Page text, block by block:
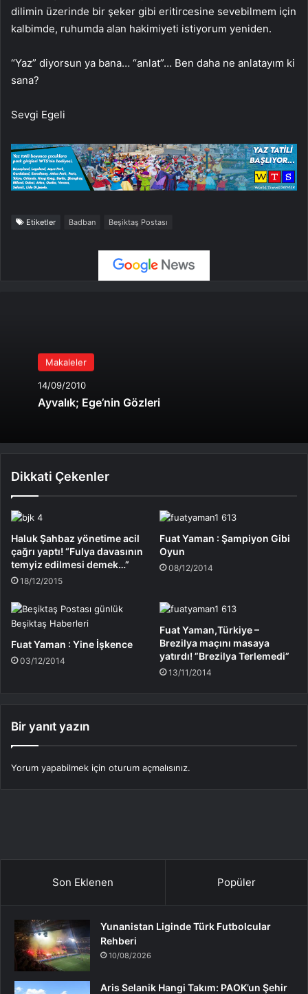
dilimin üzerinde bir şeker gibi eritircesine sevebilmem için
kalbimde, ruhumda alan hakimiyeti istiyorum yeniden.
“Yaz” diyorsun ya bana… “anlat”… Ben daha ne anlatayım ki
sana?
Sevgi Egeli
Etiketler Badban Beşiktaş Postası
Makaleler
14/09/2010
Ayvalık; Ege’nin Gözleri
Dikkati Çekenler
Haluk Şahbaz yönetime acil
çağrı yaptı! “Fulya davasının
temyiz edilmesi demek…”
18/12/2015
Fuat Yaman : Şampiyon Gibi
Oyun
08/12/2014
Fuat Yaman : Yine İşkence
03/12/2014
Fuat Yaman,Türkiye –
Brezilya maçını masaya
yatırdı! ”Brezilya Terlemedi”
13/11/2014
Bir yanıt yazın
Yorum yapabilmek için oturum açmalısınız.
Son Eklenen Popüler
Yunanistan Liginde Türk Futbolcular
Rehberi
10/08/2026
Aris Selanik Hangi Takım: PAOK’un Şehir